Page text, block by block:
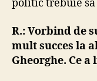
politic trebuie să
R.: Vorbind de
mult succes la
Gheorghe. Ce a